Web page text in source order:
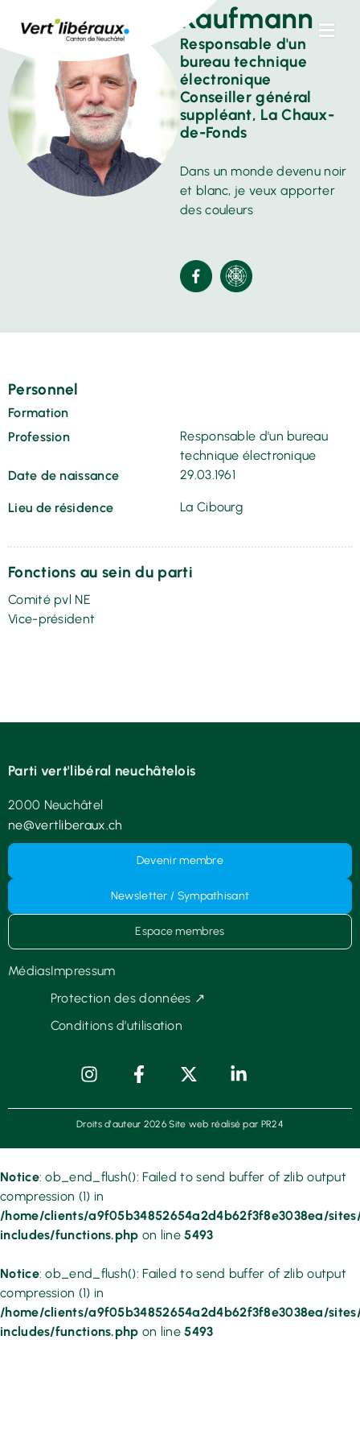
Kaufmann
Responsable d'un
bureau technique
électronique
Conseiller général
suppléant, La Chaux-
de-Fonds
Dans un monde devenu noir
et blanc, je veux apporter
des couleurs
Personnel
Formation
Profession
Responsable d'un bureau
technique électronique
Date de naissance
29.03.1961
Lieu de résidence La Cibourg
Fonctions au sein du parti
Comité pvl NE
Vice-président
Parti vert'libéral neuchâtelois
2000 Neuchâtel
ne@vertliberaux.ch
MédiasImpressum
Protection des données ↗
Conditions d’utilisation
Devenir membre
Newsletter / Sympathisant
Espace membres
Droits d'auteur 2026 Site web réalisé par PR24
Notice: ob_end_flush(): Failed to send buffer of zlib output
compression (1) in
/home/clients/a9f05b34852654a2d4b62f3f8e3038ea/
includes/functions.php on line5493
Notice: ob_end_flush(): Failed to send buffer of zlib output
compression (1) in
/home/clients/a9f05b34852654a2d4b62f3f8e3038ea/
includes/functions.php on line5493